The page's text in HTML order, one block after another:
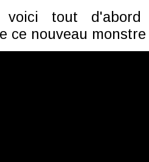
voici tout
ce nouveau monstre